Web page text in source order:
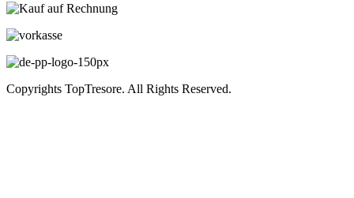
Copyrights TopTresore. All Rights Reserved.